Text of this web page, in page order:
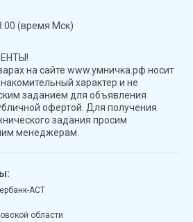
(время Мск)
на сайте www.умничка.рф носит
характер и не
заданием для объявления
офертой. Для получения
задания просим
менеджерам.
АСТ
области